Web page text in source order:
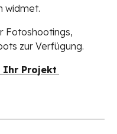
widmet.
Fotoshootings,
zur Verfügung.
Ihr Projekt